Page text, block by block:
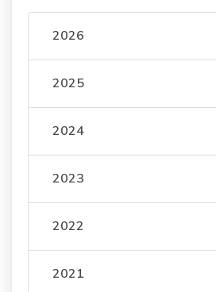
2026
2025
2024
2023
2022
2021